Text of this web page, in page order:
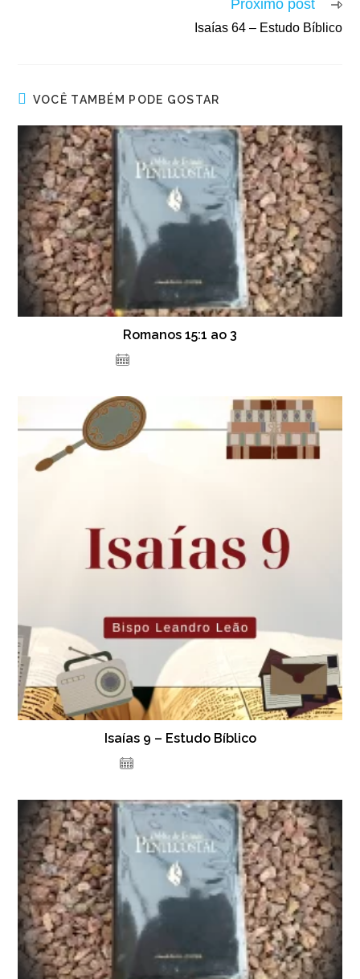
Próximo post
Isaías 64 – Estudo Bíblico
VOCÊ TAMBÉM PODE GOSTAR
Romanos 15:1 ao 3
Isaías 9 – Estudo Bíblico